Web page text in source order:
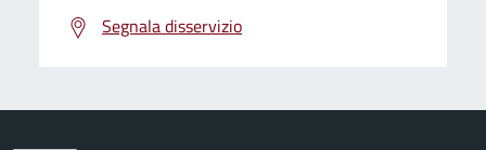
Segnala disservizio